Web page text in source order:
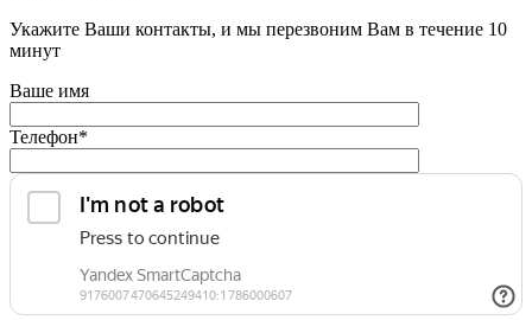
Укажите Ваши контакты, и мы перезвоним Вам в течение 10
минут
Ваше имя
Телефон*